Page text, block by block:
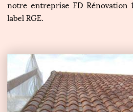
notre entreprise FD Rénovation
label RGE.